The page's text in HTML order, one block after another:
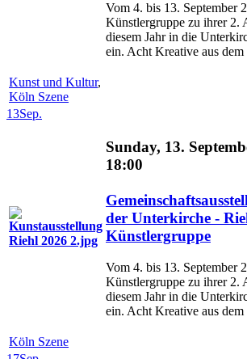
Vom 4. bis 13. September
Künstlergruppe zu ihrer 2.
diesem Jahr in die
ein. Acht Kreative aus dem
Kunst und Kultur,
Köln Szene
13Sep.
Sunday, 13.
18:00
der Unterkirche -
Künstlergruppe
Vom 4. bis 13. September
Künstlergruppe zu ihrer 2.
diesem Jahr in die
ein. Acht Kreative aus dem
Köln Szene